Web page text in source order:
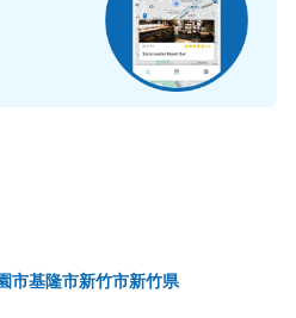
備えた安心補償
が一に備えた保証も完備で安心
市基隆市新竹市新竹県